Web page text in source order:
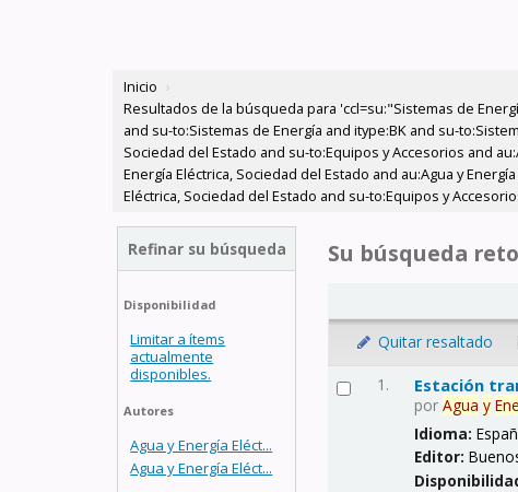
Inicio ›
Resultados de la búsqueda para 'ccl=su:"Sistemas de
and su-to:Sistemas de Energía and itype:BK and su-
Sociedad del Estado and su-to:Equipos y Accesorios and
Energía Eléctrica, Sociedad del Estado and au:Agua y
Eléctrica, Sociedad del Estado and su-to:Equipos y
Refinar su búsqueda
Disponibilidad
Limitar a ítems
actualmente
disponibles.
Autores
Agua y Energía Eléct...
Agua y Energía Eléct...
Su búsqueda
Quitar resaltado
1. Estación
porAgua y
Idioma:
Editor: